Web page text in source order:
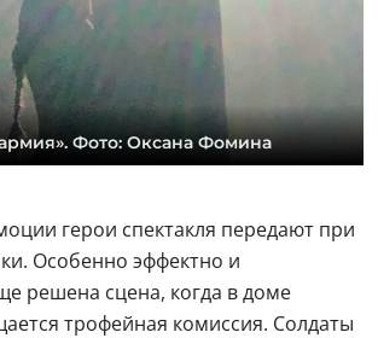
Фото: Оксана Фомина
герои спектакля передают при
Особенно эффектно и
решена сцена, когда в доме
трофейная комиссия. Солдаты